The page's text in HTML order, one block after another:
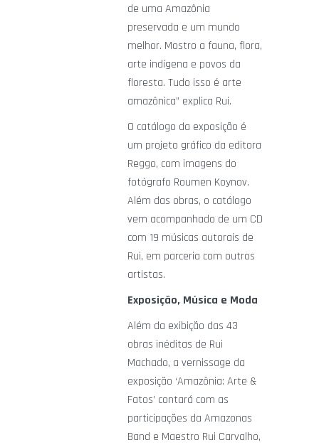
de uma Amazônia
preservada e um mundo
melhor. Mostro a fauna, flora,
arte indígena e povos da
floresta. Tudo isso é arte
amazônica” explica Rui.
O catálogo da exposição é
um projeto gráfico da editora
Reggo, com imagens do
fotógrafo Roumen Koynov.
Além das obras, o catálogo
vem acompanhado de um CD
com 19 músicas autorais de
Rui, em parceria com outros
artistas.
Exposição, Música e Moda
Além da exibição das 43
obras inéditas de Rui
Machado, a vernissage da
exposição ‘Amazônia: Arte &
Fatos’ contará com as
participações da Amazonas
Band e Maestro Rui Carvalho,